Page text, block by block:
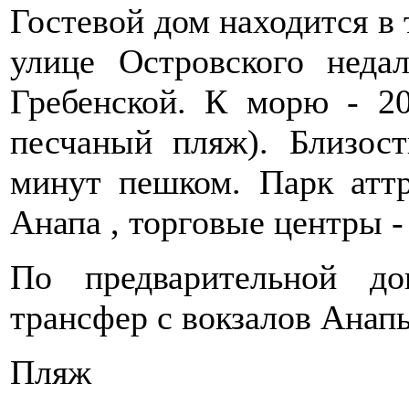
Гостевой дом находится
улице Островского
Гребенской. К морю -
песчаный пляж).
минут пешком. Парк
Анапа , торговые центры
По предварительной
трансфер с вокзалов
Пляж